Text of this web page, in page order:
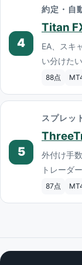
4
約定・自
Titan
EA、スキ
い分けた
88点
5
スプレッ
外付け手
トレーダー
87点